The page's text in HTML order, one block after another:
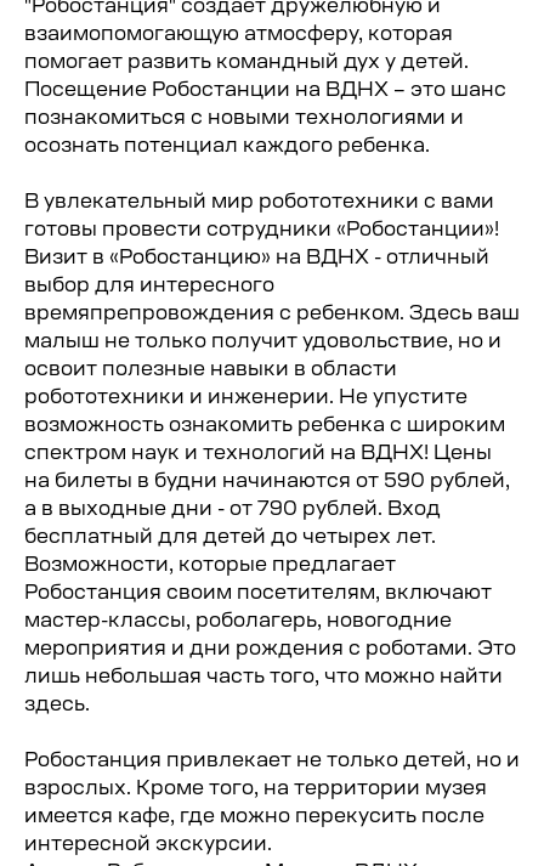
"Робостанция" создает дружелюбную и
взаимопомогающую атмосферу, которая
помогает развить командный дух у детей.
Посещение Робостанции на ВДНХ – это шанс
познакомиться с новыми технологиями и
осознать потенциал каждого ребенка.
В увлекательный мир робототехники с вами
готовы провести сотрудники «Робостанции»!
Визит в «Робостанцию» на ВДНХ - отличный
выбор для интересного
времяпрепровождения с ребенком. Здесь ваш
малыш не только получит удовольствие, но и
освоит полезные навыки в области
робототехники и инженерии. Не упустите
возможность ознакомить ребенка с широким
спектром наук и технологий на ВДНХ! Цены
на билеты в будни начинаются от 590 рублей,
а в выходные дни - от 790 рублей. Вход
бесплатный для детей до четырех лет.
Возможности, которые предлагает
Робостанция своим посетителям, включают
мастер-классы, роболагерь, новогодние
мероприятия и дни рождения с роботами. Это
лишь небольшая часть того, что можно найти
здесь.
Робостанция привлекает не только детей, но и
взрослых. Кроме того, на территории музея
имеется кафе, где можно перекусить после
интересной экскурсии.
Хованского въезда ВДНХ
Автобус:
№ 533, от м. ВДНХ,
м. Ботанический сад или
станции МЦК